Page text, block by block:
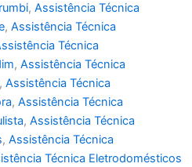
, Assistência Técnica
, Assistência Técnica
Técnica
, Assistência Técnica
, Assistência Técnica
, Assistência Técnica
, Assistência Técnica
, Assistência Técnica
Técnica Eletrodomésticos